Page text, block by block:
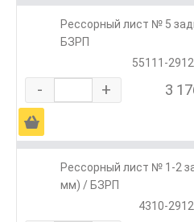
Рессорный лист № 5
БЗРП
55111-
- + 3
Ä
Рессорный лист № 1-2
мм) / БЗРП
4310-